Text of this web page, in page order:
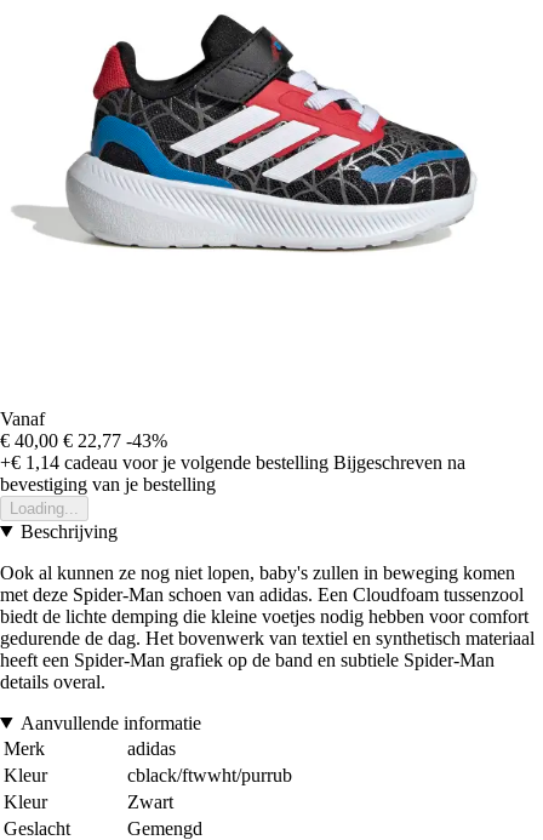
Vanaf
€ 40,00 € 22,77 -43%
+€ 1,14 cadeau voor je volgende bestelling Bijgeschreven na
bevestiging van je bestelling
Loading...
Beschrijving
Ook al kunnen ze nog niet lopen, baby's zullen in beweging komen
met deze Spider-Man schoen van adidas. Een Cloudfoam tussenzool
biedt de lichte demping die kleine voetjes nodig hebben voor comfort
gedurende de dag. Het bovenwerk van textiel en synthetisch materiaal
heeft een Spider-Man grafiek op de band en subtiele Spider-Man
details overal.
Aanvullende informatie
Merk
adidas
Kleur
cblack/ftwwht/purrub
Kleur
Zwart
Geslacht
Gemengd